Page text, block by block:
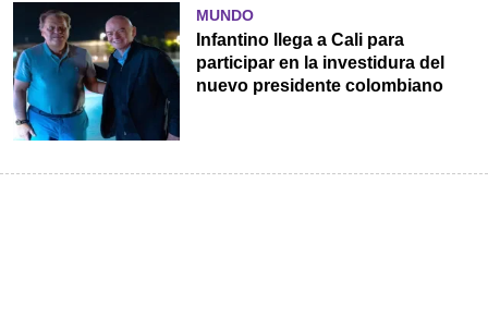
MUNDO
Infantino llega a Cali para
participar en la investidura del
nuevo presidente colombiano